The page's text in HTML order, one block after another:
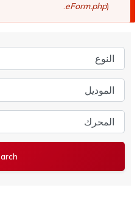
eForm.php).
النوع
الموديل
المحرك